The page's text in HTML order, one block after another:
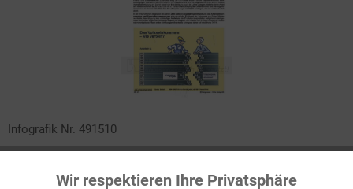
Infografik Nr. 491510
Arbeitnehmerentgelten einerseits und den Unternehmens- und
Funktionale Aktiv
Wir respektieren Ihre Privatsphäre